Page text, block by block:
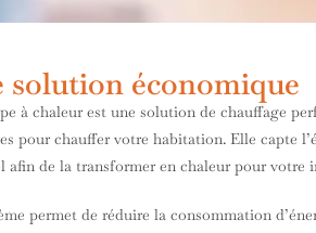
solution économique
à chaleur est une solution de chauffage
pour chauffer votre habitation. Elle capte
afin de la transformer en chaleur pour votre
permet de réduire la consommation